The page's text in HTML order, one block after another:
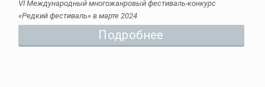
VI Международный многожанровый фестиваль-конкурс
«Редкий фестиваль» в марте 2024
Подробнее